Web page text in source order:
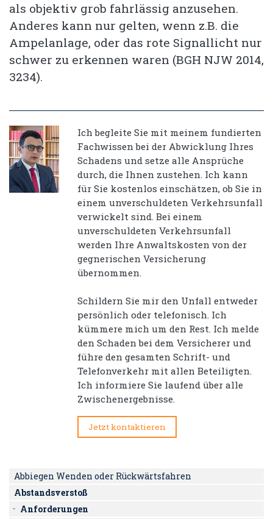
als objektiv grob fahrlässig anzusehen.
Anderes kann nur gelten, wenn z.B. die
Ampelanlage, oder das rote Signallicht nur
schwer zu erkennen waren (BGH NJW 2014,
3234).
Ich begleite Sie mit meinem fundierten
Fachwissen bei der Abwicklung Ihres
Schadens und setze alle Ansprüche
durch, die Ihnen zustehen. Ich kann
für Sie kostenlos einschätzen, ob Sie in
einem unverschuldeten Verkehrsunfall
verwickelt sind. Bei einem
unverschuldeten Verkehrsunfall
werden Ihre Anwaltskosten von der
gegnerischen Versicherung
übernommen.
Schildern Sie mir den Unfall entweder
persönlich oder telefonisch. Ich
kümmere mich um den Rest. Ich melde
den Schaden bei dem Versicherer und
führe den gesamten Schrift- und
Telefonverkehr mit allen Beteiligten.
Ich informiere Sie laufend über alle
Zwischenergebnisse.
Jetzt kontaktieren
Abbiegen Wenden oder Rückwärtsfahren
Abstandsverstoß
Anforderungen